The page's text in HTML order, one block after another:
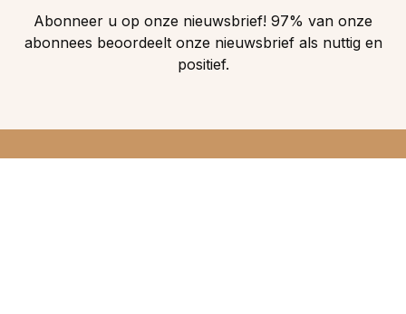
Abonneer u op onze nieuwsbrief! 97% van onze
abonnees beoordeelt onze nieuwsbrief als nuttig en
positief.